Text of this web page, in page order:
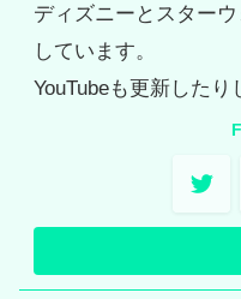
ディズニーとスター
しています。
YouTubeも更新したり